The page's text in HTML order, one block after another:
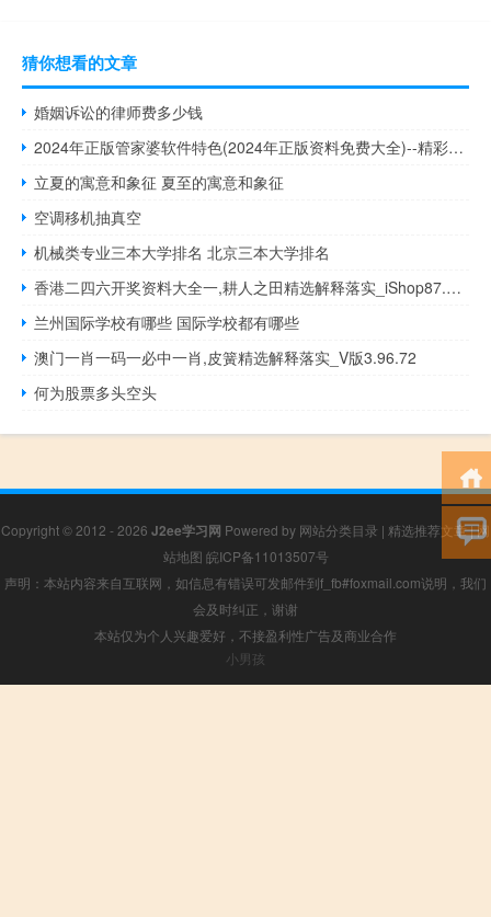
猜你想看的文章
婚姻诉讼的律师费多少钱
2024年正版管家婆软件特色(2024年正版资料免费大全)--精彩对决解析--V48.13.60
立夏的寓意和象征 夏至的寓意和象征
空调移机抽真空
机械类专业三本大学排名 北京三本大学排名
香港二四六开奖资料大全一,耕人之田精选解释落实_iShop87.3.87
兰州国际学校有哪些 国际学校都有哪些
澳门一肖一码一必中一肖,皮簧精选解释落实_V版3.96.72
何为股票多头空头
Copyright © 2012 - 2026 J2ee学习网 Powered by 网站分类目录 | 精选推荐文章|网
站地图 皖ICP备11013507号
声明：本站内容来自互联网，如信息有错误可发邮件到f_fb#foxmail.com说明，我们
会及时纠正，谢谢
本站仅为个人兴趣爱好，不接盈利性广告及商业合作
小男孩